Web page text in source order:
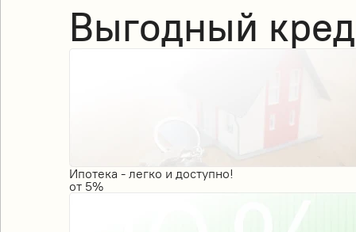
Выгодный
Ипотека - легко и доступно!
от 5%